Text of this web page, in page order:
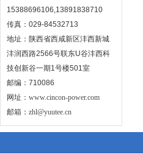
15388696106,13891838710
传真：029-84532713
地址：陕西省西咸新区沣西新城
沣润西路2566号联东U谷沣西科
技创新谷一期1号楼501室
邮编：710086
网址： www.cincon-power.com
邮箱： zhl@yuutee.cn